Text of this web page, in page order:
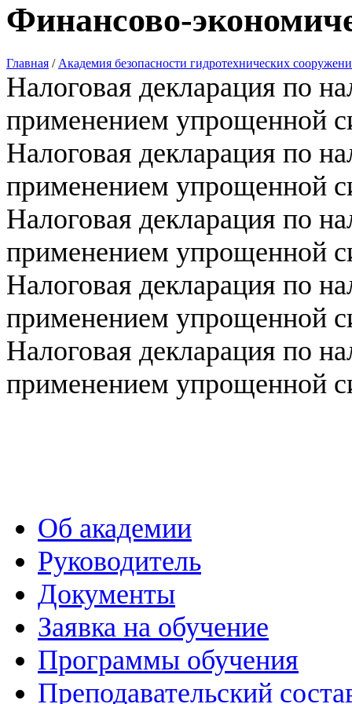
Финансово-
Главная / Академия безопасности гидротехнических
Налоговая декларация по
применением упрощенной
Налоговая декларация по
применением упрощенной
Налоговая декларация по
применением упрощенной
Налоговая декларация по
применением упрощенной
Налоговая декларация по
применением упрощенной
Об академии
Руководитель
Документы
Заявка на обучение
Программы обучения
Преподавательский